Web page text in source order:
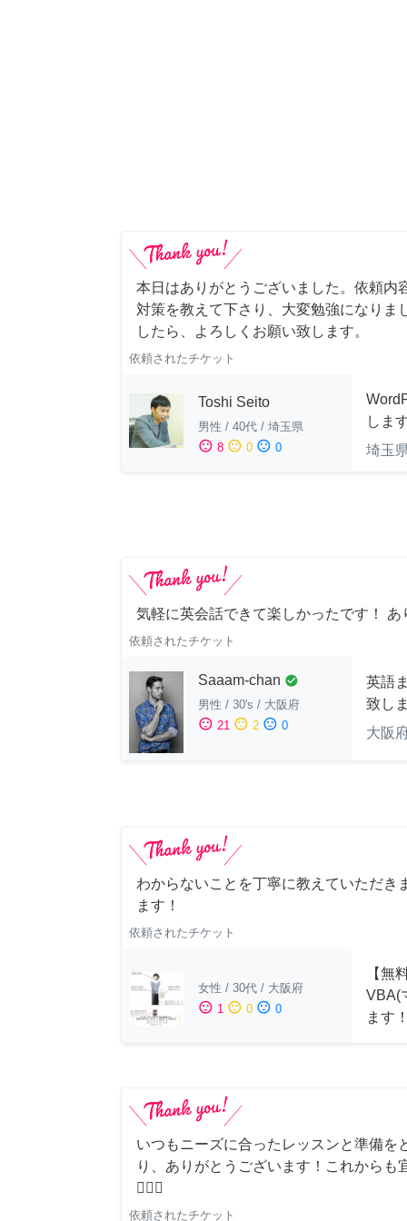
本日はありがとうございました。依頼内
対策を教えて下さり、大変勉強になりま
したら、よろしくお願い致します。
依頼されたチケット
Toshi Seito
男性 / 40代 / 埼玉県
sentiment_satisfied 8 sentiment_neutral 0 sentiment_dissatisfied 0
しま
埼玉
気軽に英会話できて楽しかったです！
依頼されたチケット
Saaam-chan check_circle
男性 / 30's / 大阪府
sentiment_satisfied 21 sentiment_neutral 2 sentiment_dissatisfied 0
英語
致し
大阪
わからないことを丁寧に教えていただき
ます！
依頼されたチケット
女性 / 30代 / 大阪府
sentiment_satisfied 1 sentiment_neutral 0 sentiment_dissatisfied 0
【無
VBA(
ます
いつもニーズに合ったレッスンと準備を
り、ありがとうございます！これからも
🙇‍♀️✨
依頼されたチケット